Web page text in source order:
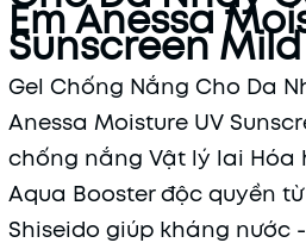
Em Anessa
Sunscreen
Gel Chống Nắng Cho Da
Anessa Moisture UV
chống nắng Vật lý lai Hóa
Aqua Booster độc quyền
Shiseido giúp kháng nước